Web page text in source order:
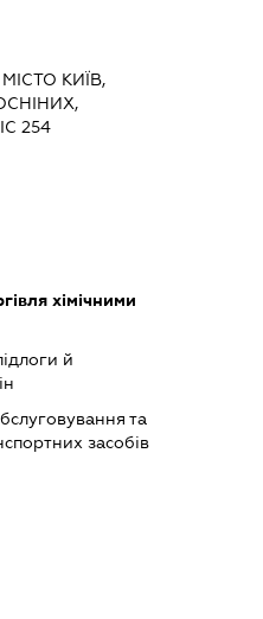
КИЇВ,
254
хімічними
й
та
засобів